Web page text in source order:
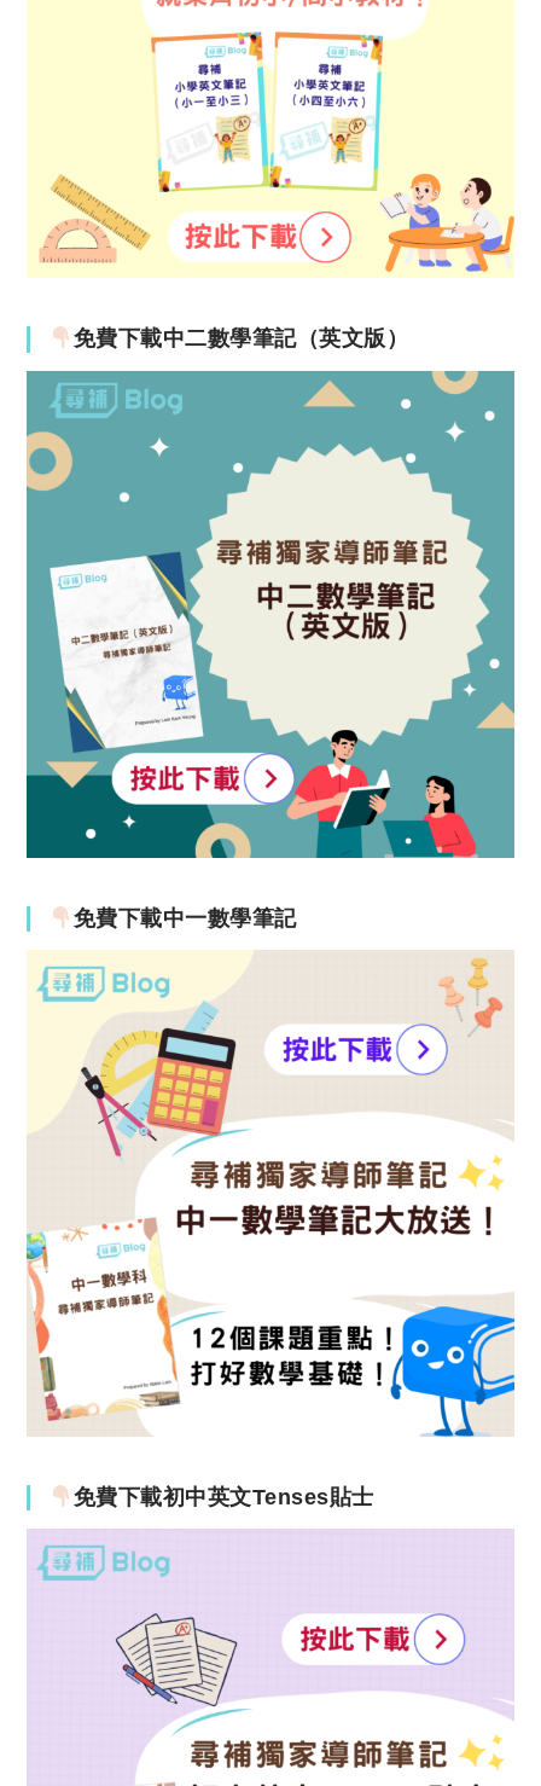
免費下載中二數學筆記（英文版）
免費下載中一數學筆記
免費下載初中英文Tenses貼士